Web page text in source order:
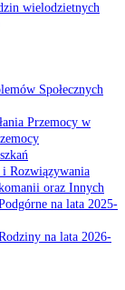
wielodzietnych
Społecznych
Przemocy w
Rozwiązywania
oraz Innych
na lata 2025-
na lata 2026-